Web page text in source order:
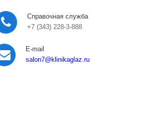
Справочная служба
+7 (343) 228-3-888
E-mail
salon7@klinikaglaz.ru